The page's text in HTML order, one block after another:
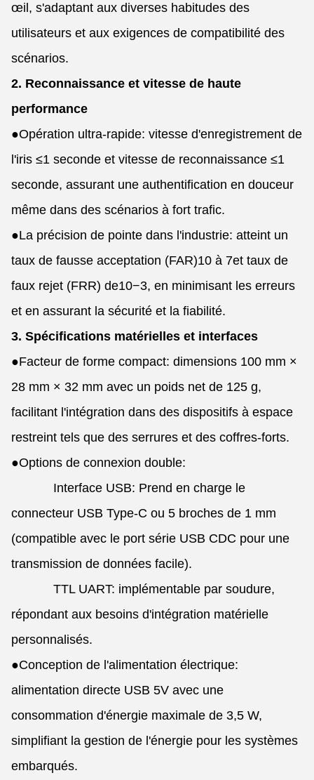
œil, s'adaptant aux diverses habitudes des
utilisateurs et aux exigences de compatibilité des
scénarios.
2. Reconnaissance et vitesse de haute
performance
●Opération ultra-rapide: vitesse d'enregistrement de
l'iris ≤1 seconde et vitesse de reconnaissance ≤1
seconde, assurant une authentification en douceur
même dans des scénarios à fort trafic.
●La précision de pointe dans l'industrie: atteint un
taux de fausse acceptation (FAR)10 à 7et taux de
faux rejet (FRR) de10−3, en minimisant les erreurs
et en assurant la sécurité et la fiabilité.
3. Spécifications matérielles et interfaces
●Facteur de forme compact: dimensions 100 mm ×
28 mm × 32 mm avec un poids net de 125 g,
facilitant l'intégration dans des dispositifs à espace
restreint tels que des serrures et des coffres-forts.
●Options de connexion double:
Interface USB: Prend en charge le
connecteur USB Type-C ou 5 broches de 1 mm
(compatible avec le port série USB CDC pour une
transmission de données facile).
TTL UART: implémentable par soudure,
répondant aux besoins d'intégration matérielle
personnalisés.
●Conception de l'alimentation électrique:
alimentation directe USB 5V avec une
consommation d'énergie maximale de 3,5 W,
simplifiant la gestion de l'énergie pour les systèmes
embarqués.